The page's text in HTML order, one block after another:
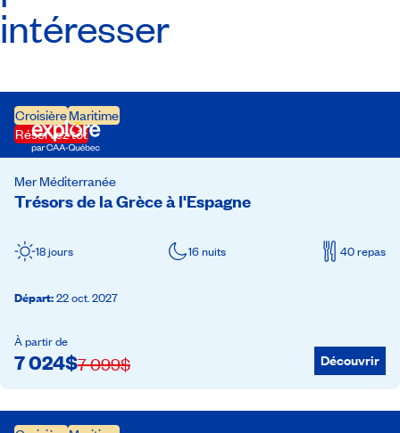
intéresser
CroisièreMaritime
Réservez tôt
Trésors de la Grèce à l'Espagne
Mer Méditerranée
18 jours 16 nuits 40 repas
Départ:22 oct. 2027
À partir de
7 099$
7 024$ Découvrir